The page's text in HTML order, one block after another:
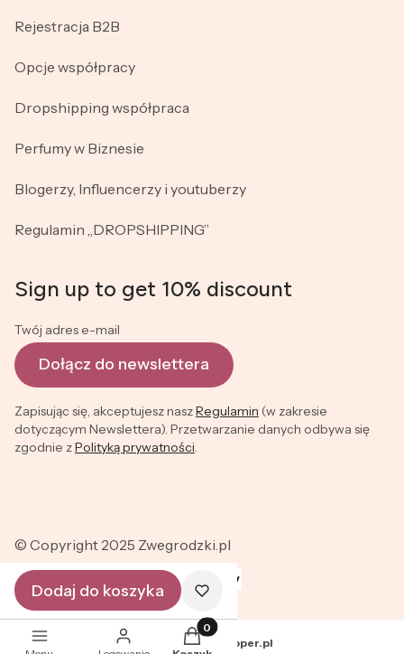
Rejestracja B2B
Opcje współpracy
Dropshipping współpraca
Perfumy w Biznesie
Blogerzy, Influencerzy i youtuberzy
Regulamin „DROPSHIPPING”
Sign up to get 10% discount
Twój adres e-mail
Dołącz do newslettera
Zapisując się, akceptujesz naszRegulamin (w zakresie
dotyczącym Newslettera). Przetwarzanie danych odbywa się
zgodnie zPolityką prywatności
© Copyright 2025 Zwegrodzki.pl
Sklep internetowy Shoper.pl
Dodaj do koszyka
Produkty w koszyku: 0. Zobacz